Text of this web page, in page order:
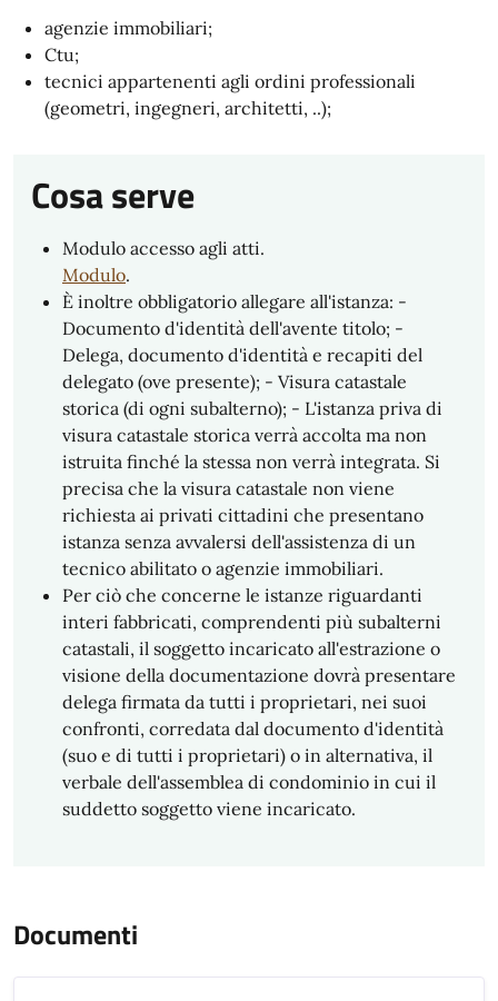
agenzie immobiliari;
Ctu;
tecnici appartenenti agli ordini professionali
(geometri, ingegneri, architetti, ..);
Cosa serve
Modulo accesso agli atti.
Modulo.
È inoltre obbligatorio allegare all'istanza: -
Documento d'identità dell'avente titolo; -
Delega, documento d'identità e recapiti del
delegato (ove presente); - Visura catastale
storica (di ogni subalterno); - L'istanza priva di
visura catastale storica verrà accolta ma non
istruita finché la stessa non verrà integrata. Si
precisa che la visura catastale non viene
richiesta ai privati cittadini che presentano
istanza senza avvalersi dell'assistenza di un
tecnico abilitato o agenzie immobiliari.
Per ciò che concerne le istanze riguardanti
interi fabbricati, comprendenti più subalterni
catastali, il soggetto incaricato all'estrazione o
visione della documentazione dovrà presentare
delega firmata da tutti i proprietari, nei suoi
confronti, corredata dal documento d'identità
(suo e di tutti i proprietari) o in alternativa, il
verbale dell'assemblea di condominio in cui il
suddetto soggetto viene incaricato.
Documenti